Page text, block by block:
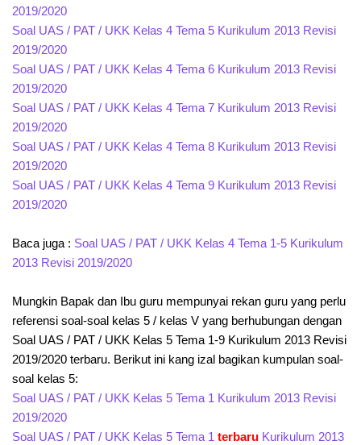
2019/2020
Soal UAS / PAT / UKK Kelas 4 Tema 5 Kurikulum 2013 Revisi
2019/2020
Soal UAS / PAT / UKK Kelas 4 Tema 6 Kurikulum 2013 Revisi
2019/2020
Soal UAS / PAT / UKK Kelas 4 Tema 7 Kurikulum 2013 Revisi
2019/2020
Soal UAS / PAT / UKK Kelas 4 Tema 8 Kurikulum 2013 Revisi
2019/2020
Soal UAS / PAT / UKK Kelas 4 Tema 9 Kurikulum 2013 Revisi
2019/2020
Baca juga : Soal UAS / PAT / UKK Kelas 4 Tema 1-5 Kurikulum
2013 Revisi 2019/2020
Mungkin Bapak dan Ibu guru mempunyai rekan guru yang perlu
referensi soal-soal kelas 5 / kelas V yang berhubungan dengan
Soal UAS / PAT / UKK Kelas 5 Tema 1-9 Kurikulum 2013 Revisi
2019/2020 terbaru. Berikut ini kang izal bagikan kumpulan soal-
soal kelas 5:
Soal UAS / PAT / UKK Kelas 5 Tema 1 Kurikulum 2013 Revisi
2019/2020
Soal UAS / PAT / UKK Kelas 5 Tema 1 terbaru Kurikulum 2013